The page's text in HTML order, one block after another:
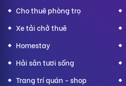
Cho thuê phòng trọ
Xe tải chở thuê
Homestay
Hải sản tươi sống
Trang trí quán - shop